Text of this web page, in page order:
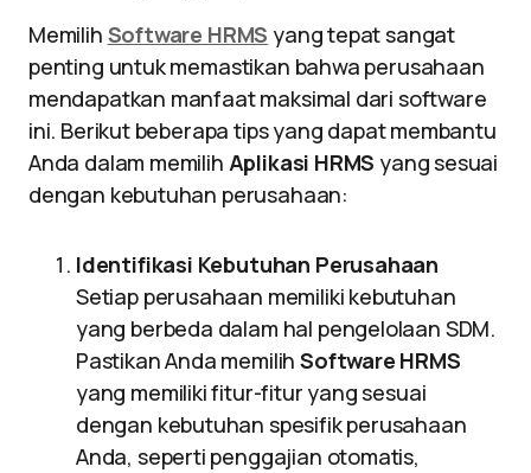
Memilih Software HRMS yang tepat sangat
penting untuk memastikan bahwa perusahaan
mendapatkan manfaat maksimal dari software
ini. Berikut beberapa tips yang dapat membantu
Anda dalam memilih Aplikasi HRMS yang sesuai
dengan kebutuhan perusahaan:
Identifikasi Kebutuhan Perusahaan
Setiap perusahaan memiliki kebutuhan
yang berbeda dalam hal pengelolaan SDM.
Pastikan Anda memilihSoftware HRMS
yang memiliki fitur-fitur yang sesuai
dengan kebutuhan spesifik perusahaan
Anda, seperti penggajian otomatis,